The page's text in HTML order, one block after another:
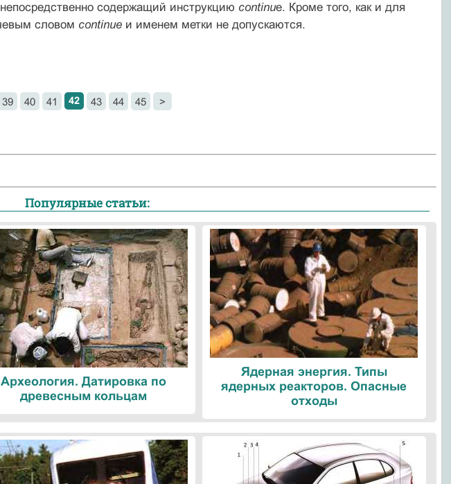
содержащий инструкцию continue. Кроме того, как и для
словом continueи именем метки не допускаются.
39 40 41 42 43 44 45 >
Популярные статьи:
Археология. Датировка по
древесным кольцам
Ядерная энергия. Типы
ядерных реакторов. Опасные
отходы